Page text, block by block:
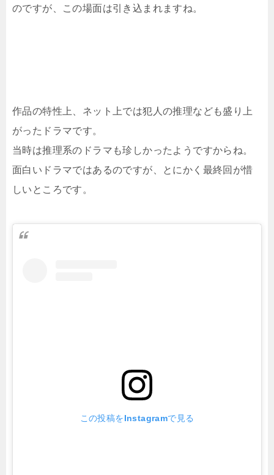
のですが、この場面は引き込まれますね。
作品の特性上、ネット上では犯人の推理なども盛り上
がったドラマです。
当時は推理系のドラマも珍しかったようですからね。
面白いドラマではあるのですが、とにかく最終回が惜
しいところです。
この投稿をInstagramで見る